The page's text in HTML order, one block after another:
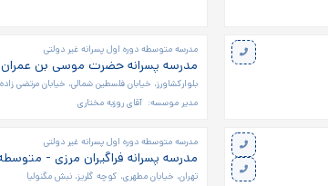
مدرسه متوسطه دوره اول پسرانه غیر دولتی
مدرسه پسرانه حضرت موسی بن
بلوارکشاورز، خیابان فلسطین شمالی، خیابان مرتضی
مدیر موسسه: آقای روزبه مختاری
مدرسه متوسطه دوره اول پسرانه غیر دولتی
مدرسه پسرانه فراگیران مرزی -
تهران، خیابان مطهری، کوچه گلریز، نبش مگنولیا